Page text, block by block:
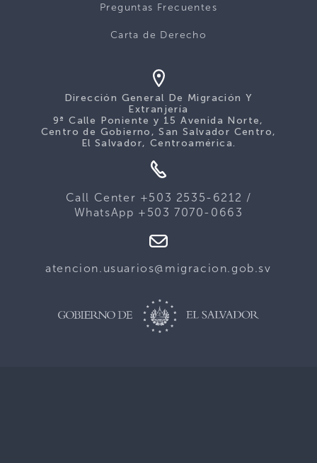
Preguntas Frecuentes
Carta de Derecho
Dirección General De Migración Y
Extranjería
9ª Calle Poniente y 15 Avenida Norte,
Centro de Gobierno, San Salvador Centro,
El Salvador, Centroamérica.
Call Center +503 2535-6212 /
WhatsApp +503 7070-0663
atencion.usuarios@migracion.gob.sv